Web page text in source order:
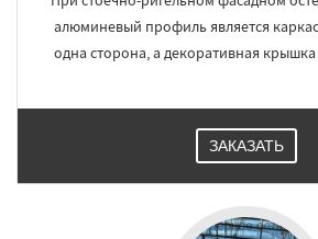
алюминевый профиль является
одна сторона, а декоративная
ЗАКАЗАТЬ